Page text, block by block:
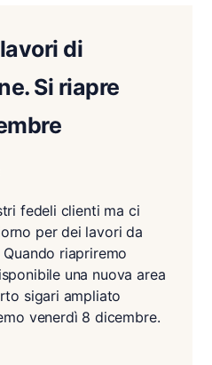
di
Si riapre
fedeli clienti ma ci
per dei lavori da
riapriremo
una nuova area
sigari ampliato
venerdì 8 dicembre.